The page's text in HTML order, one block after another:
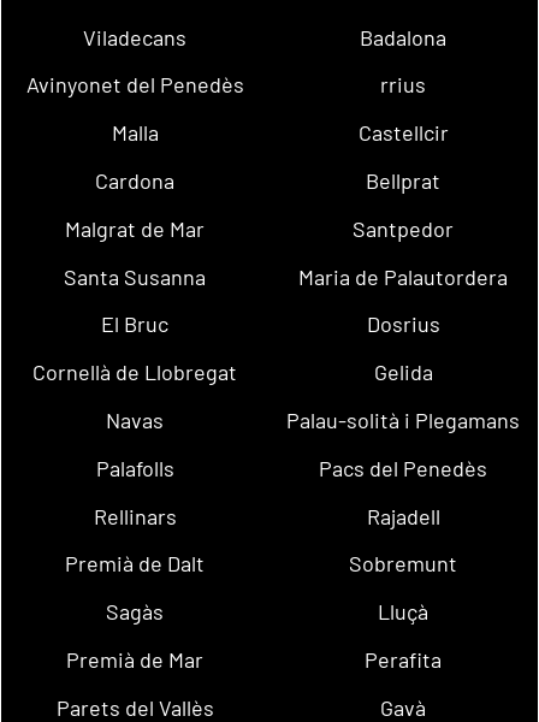
Viladecans
Badalona
Avinyonet del Penedès
rrius
Malla
Castellcir
Cardona
Bellprat
Malgrat de Mar
Santpedor
Santa Susanna
Maria de Palautordera
El Bruc
Dosrius
Cornellà de Llobregat
Gelida
Navas
Palau-solità i Plegamans
Palafolls
Pacs del Penedès
Rellinars
Rajadell
Premià de Dalt
Sobremunt
Sagàs
Lluçà
Premià de Mar
Perafita
Parets del Vallès
Gavà